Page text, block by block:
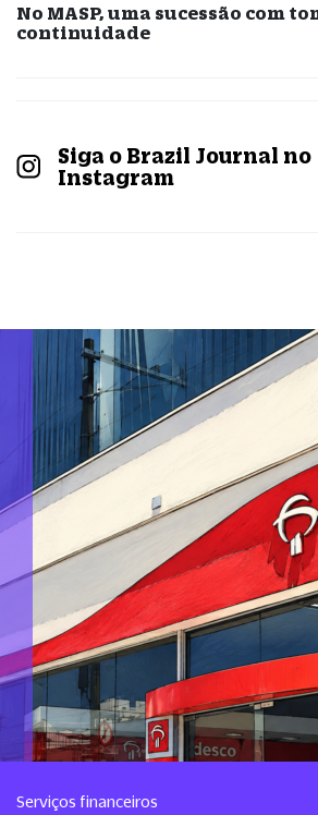
No MASP, uma sucessão com
continuidade
Siga o Brazil Journal no
Instagram
Serviços financeiros